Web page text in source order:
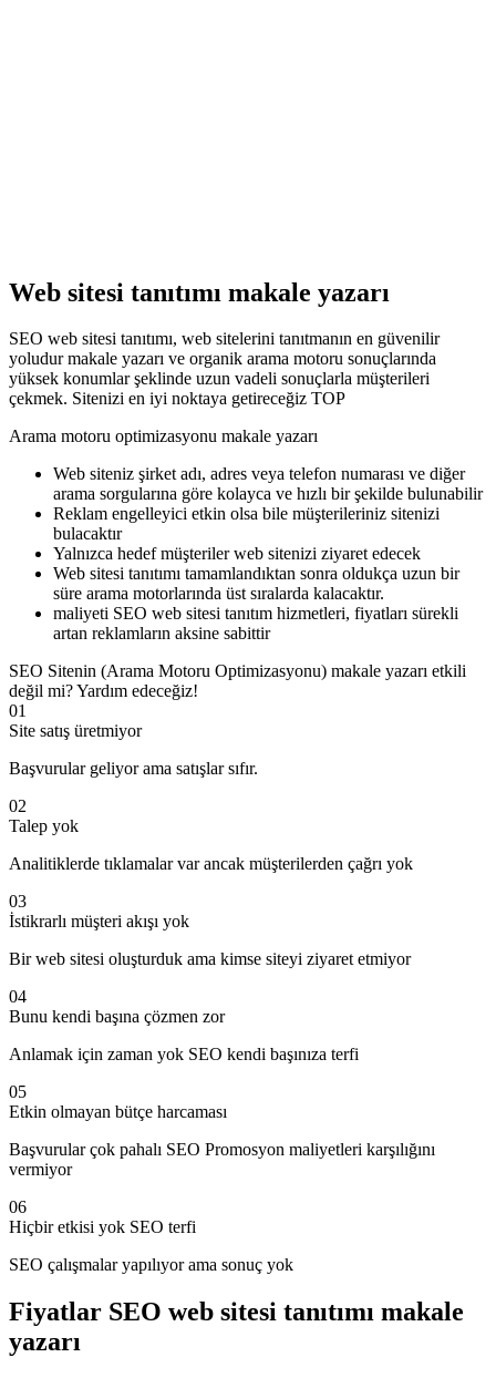
Web sitesi tanıtımı makale yazarı
SEO web sitesi tanıtımı, web sitelerini tanıtmanın en güvenilir
yoludur makale yazarı ve organik arama motoru sonuçlarında
yüksek konumlar şeklinde uzun vadeli sonuçlarla müşterileri
çekmek. Sitenizi en iyi noktaya getireceğiz TOP
Arama motoru optimizasyonu makale yazarı
Web siteniz şirket adı, adres veya telefon numarası ve diğer
arama sorgularına göre kolayca ve hızlı bir şekilde bulunabilir
Reklam engelleyici etkin olsa bile müşterileriniz sitenizi
bulacaktır
Yalnızca hedef müşteriler web sitenizi ziyaret edecek
Web sitesi tanıtımı tamamlandıktan sonra oldukça uzun bir
süre arama motorlarında üst sıralarda kalacaktır.
maliyeti SEO web sitesi tanıtım hizmetleri, fiyatları sürekli
artan reklamların aksine sabittir
SEO Sitenin (Arama Motoru Optimizasyonu) makale yazarı etkili
değil mi? Yardım edeceğiz!
01
Site satış üretmiyor
Başvurular geliyor ama satışlar sıfır.
02
Talep yok
Analitiklerde tıklamalar var ancak müşterilerden çağrı yok
03
İstikrarlı müşteri akışı yok
Bir web sitesi oluşturduk ama kimse siteyi ziyaret etmiyor
04
Bunu kendi başına çözmen zor
Anlamak için zaman yok SEO kendi başınıza terfi
05
Etkin olmayan bütçe harcaması
Başvurular çok pahalı SEO Promosyon maliyetleri karşılığını
vermiyor
06
Hiçbir etkisi yok SEO terfi
SEO çalışmalar yapılıyor ama sonuç yok
Fiyatlar SEO web sitesi tanıtımı makale
yazarı